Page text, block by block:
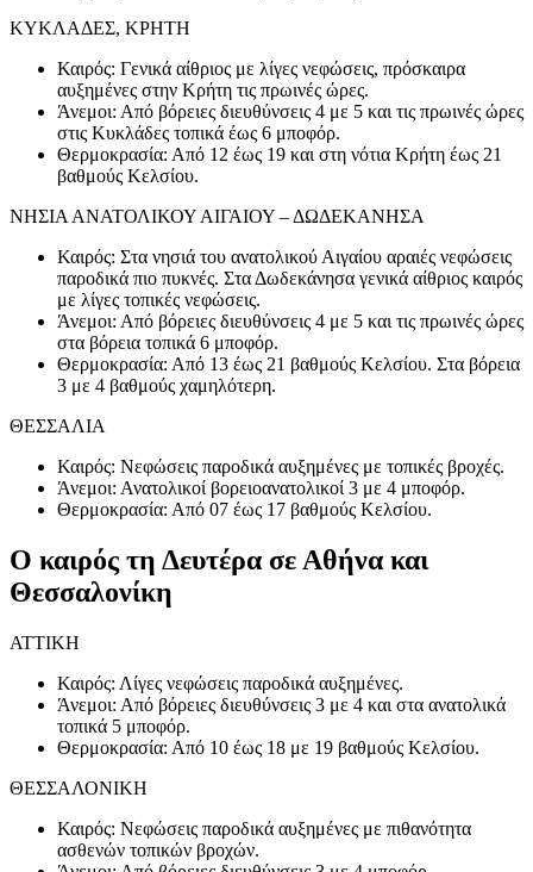
ΚΥΚΛΑΔΕΣ, ΚΡΗΤΗ
Καιρός: Γενικά αίθριος με λίγες νεφώσεις, πρόσκαιρα
αυξημένες στην Κρήτη τις πρωινές ώρες.
Άνεμοι: Από βόρειες διευθύνσεις 4 με 5 και τις πρωινές ώρες
στις Κυκλάδες τοπικά έως 6 μποφόρ.
Θερμοκρασία: Από 12 έως 19 και στη νότια Κρήτη έως 21
βαθμούς Κελσίου.
ΝΗΣΙΑ ΑΝΑΤΟΛΙΚΟΥ ΑΙΓΑΙΟΥ – ΔΩΔΕΚΑΝΗΣΑ
Καιρός: Στα νησιά του ανατολικού Αιγαίου αραιές νεφώσεις
παροδικά πιο πυκνές. Στα Δωδεκάνησα γενικά αίθριος καιρός
με λίγες τοπικές νεφώσεις.
Άνεμοι: Από βόρειες διευθύνσεις 4 με 5 και τις πρωινές ώρες
στα βόρεια τοπικά 6 μποφόρ.
Θερμοκρασία: Από 13 έως 21 βαθμούς Κελσίου. Στα βόρεια
3 με 4 βαθμούς χαμηλότερη.
ΘΕΣΣΑΛΙΑ
Καιρός: Νεφώσεις παροδικά αυξημένες με τοπικές βροχές.
Άνεμοι: Ανατολικοί βορειοανατολικοί 3 με 4 μποφόρ.
Θερμοκρασία: Από 07 έως 17 βαθμούς Κελσίου.
Ο καιρός τη Δευτέρα σε Αθήνα και
Θεσσαλονίκη
ΑΤΤΙΚΗ
Καιρός: Λίγες νεφώσεις παροδικά αυξημένες.
Άνεμοι: Από βόρειες διευθύνσεις 3 με 4 και στα ανατολικά
τοπικά 5 μποφόρ.
Θερμοκρασία: Από 10 έως 18 με 19 βαθμούς Κελσίου.
ΘΕΣΣΑΛΟΝΙΚΗ
Καιρός: Νεφώσεις παροδικά αυξημένες με πιθανότητα
ασθενών τοπικών βροχών.